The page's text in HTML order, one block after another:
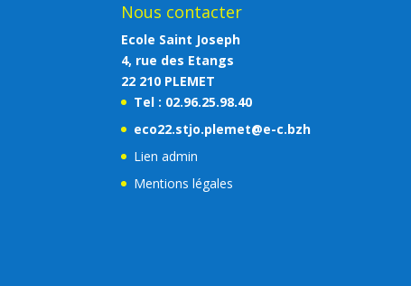
Nous contacter
Ecole Saint Joseph
4, rue des Etangs
22 210 PLEMET
Tel : 02.96.25.98.40
eco22.stjo.plemet@e-c.bzh
Lien admin
Mentions légales